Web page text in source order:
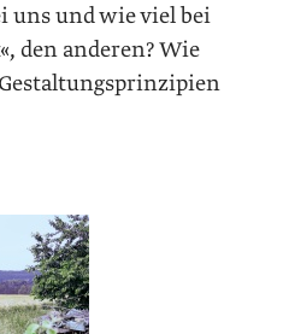
uns und wie viel bei
den anderen? Wie